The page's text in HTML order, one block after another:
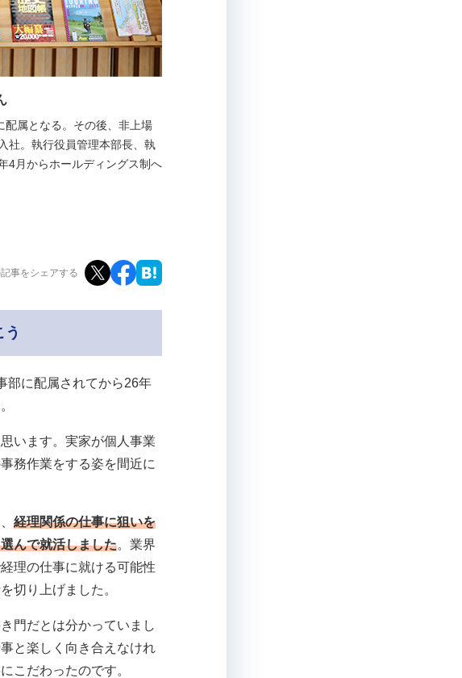
配属となる。その後、非上場
社。執行役員管理本部長、執
4月からホールディングス制へ
記事をシェアする
部に配属されてから26年
います。実家が個人事業
務作業をする姿を間近に
経理関係の仕事に狙いを
んで就活しました。業界
理の仕事に就ける可能性
切り上げました。
門だとは分かっていまし
と楽しく向き合えなけれ
こだわったのです。